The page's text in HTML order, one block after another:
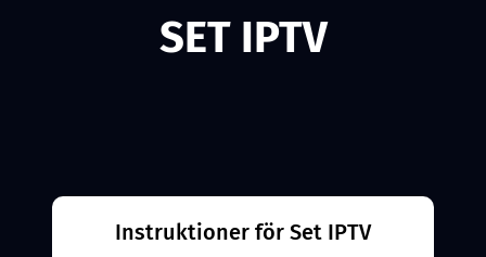
SET IPTV
Instruktioner för Set IPTV